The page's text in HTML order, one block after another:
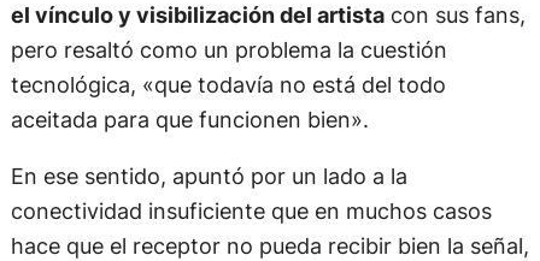
el vínculo y visibilización del artistacon sus fans,
pero resaltó como un problema la cuestión
tecnológica, «que todavía no está del todo
aceitada para que funcionen bien».
En ese sentido, apuntó por un lado a la
conectividad insuficiente que en muchos casos
hace que el receptor no pueda recibir bien la señal,